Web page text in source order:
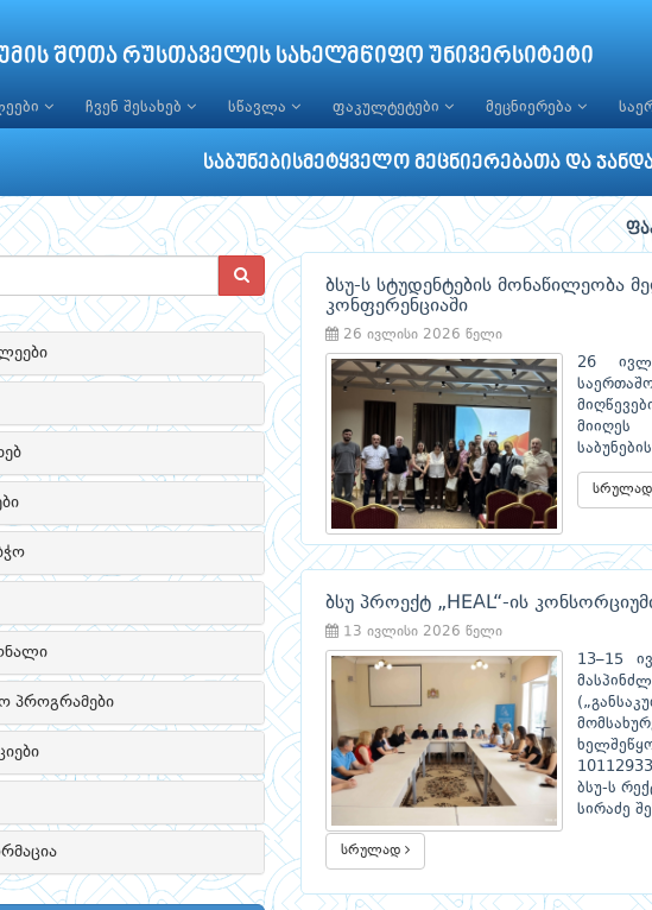
შოთა რუსთაველის სახელმწიფო უნივერსიტეტი
ჩვენ შესახებ სწავლა ფაკულტეტები მეცნიერება
საბუნებისმეტყველო მეცნიერებათა და
პროგრამები
ბსუ-ს სტუდენტების
კონფერენციაში
26 ივლისი 2026 წელი
26
მიიღეს
სრულად
ბსუ პროექტ „HEAL“-ის
13 ივლისი 2026 წელი
13–15
ბსუ-ს
სირაძე
სრულად